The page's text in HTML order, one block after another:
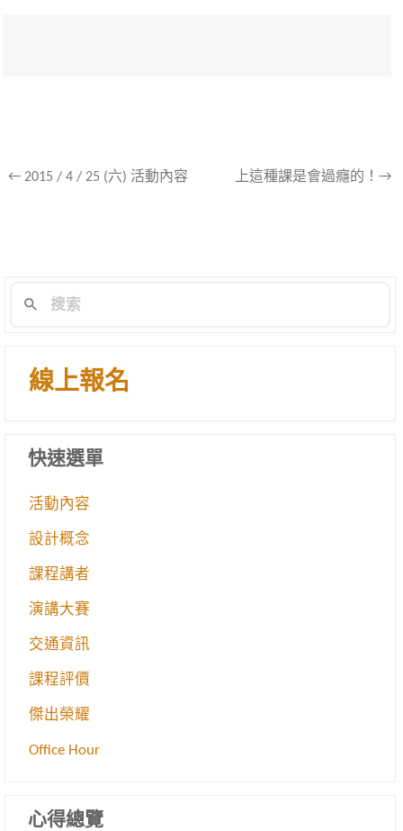
文
← 2015 / 4 / 25 (六) 活動內容 上這種課是會過癮的！→
線上報名
快速選單
活動內容
設計概念
課程講者
演講大賽
交通資訊
課程評價
傑出榮耀
Office Hour
心得總覽